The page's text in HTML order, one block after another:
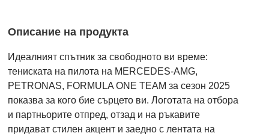
Описание на продукта
Идеалният спътник за свободното ви време:
тениската на пилота на MERCEDES-AMG,
PETRONAS, FORMULA ONE TEAM за сезон 2025
показва за кого бие сърцето ви. Логотата на отбора
и партньорите отпред, отзад и на ръкавите
придават стилен акцент и заедно с лентата на